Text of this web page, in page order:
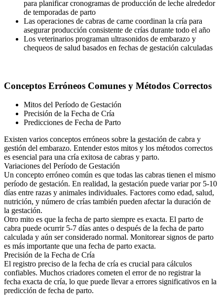
para planificar cronogramas de producción de leche alrededor
de temporadas de parto
Las operaciones de cabras de carne coordinan la cría para
asegurar producción consistente de crías durante todo el año
Los veterinarios programan ultrasonidos de embarazo y
chequeos de salud basados en fechas de gestación calculadas
Conceptos Erróneos Comunes y Métodos Correctos
Mitos del Período de Gestación
Precisión de la Fecha de Cría
Predicciones de Fecha de Parto
Existen varios conceptos erróneos sobre la gestación de cabra y
gestión del embarazo. Entender estos mitos y los métodos correctos
es esencial para una cría exitosa de cabras y parto.
Variaciones del Período de Gestación
Un concepto erróneo común es que todas las cabras tienen el mismo
período de gestación. En realidad, la gestación puede variar por 5-10
días entre razas y animales individuales. Factores como edad, salud,
nutrición, y número de crías también pueden afectar la duración de
la gestación.
Otro mito es que la fecha de parto siempre es exacta. El parto de
cabra puede ocurrir 5-7 días antes o después de la fecha de parto
calculada y aún ser considerado normal. Monitorear signos de parto
es más importante que una fecha de parto exacta.
Precisión de la Fecha de Cría
El registro preciso de la fecha de cría es crucial para cálculos
confiables. Muchos criadores cometen el error de no registrar la
fecha exacta de cría, lo que puede llevar a errores significativos en la
predicción de fecha de parto.